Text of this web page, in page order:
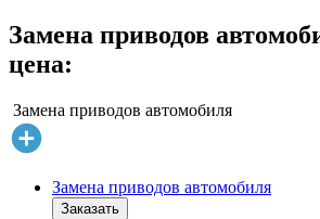
Замена приводов
цена:
Замена приводов автомобиля
Замена приводов автомобиля
Заказать